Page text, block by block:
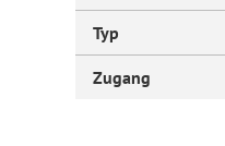
Typ
Zugang